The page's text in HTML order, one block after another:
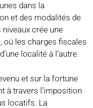
dans la
et des modalités de
crée une
où les charges fiscales
localité à l’autre.
et sur la fortune
à travers l’imposition
locatifs. La